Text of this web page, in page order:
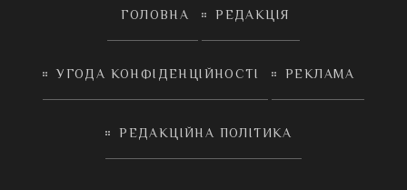
ГОЛОВНА РЕДАКЦІЯ
УГОДА КОНФІДЕНЦІЙНОСТІ РЕКЛАМА
РЕДАКЦІЙНА ПОЛІТИКА